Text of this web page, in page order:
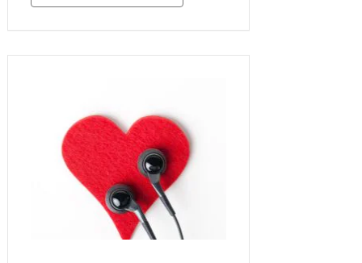
nur von einer Sprecherin, sondern
gleich von zwei Sprechern gelesen